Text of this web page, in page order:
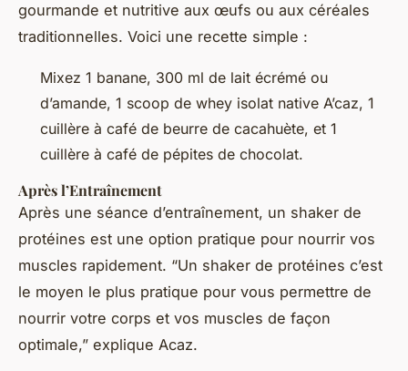
gourmande et nutritive aux œufs ou aux céréales
traditionnelles. Voici une recette simple :
Mixez 1 banane, 300 ml de lait écrémé ou
d’amande, 1 scoop de whey isolat native A’caz, 1
cuillère à café de beurre de cacahuète, et 1
cuillère à café de pépites de chocolat.
Après l’Entraînement
Après une séance d’entraînement, un shaker de
protéines est une option pratique pour nourrir vos
muscles rapidement. “Un shaker de protéines c’est
le moyen le plus pratique pour vous permettre de
nourrir votre corps et vos muscles de façon
optimale,” explique Acaz.